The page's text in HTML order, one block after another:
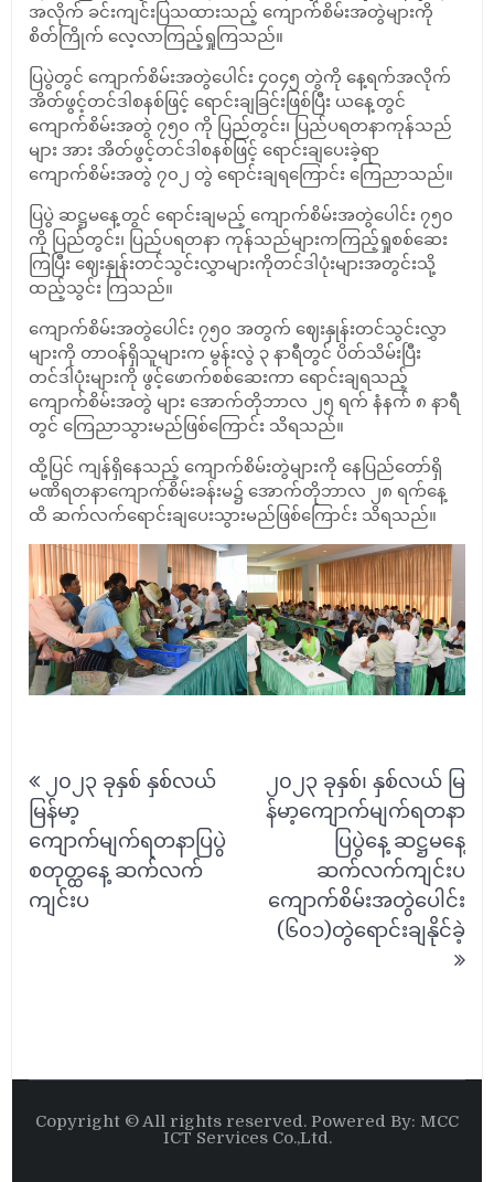
အလိုက် ခင်းကျင်းပြသထားသည့် ကျောက်စိမ်းအတွဲများကို
စိတ်ကြိုက် လေ့လာကြည့်ရှုကြသည်။
ပြပွဲတွင် ကျောက်စိမ်းအတွဲပေါင်း ၄၀၄၅ တွဲကို နေ့ရက်အလိုက်
အိတ်ဖွင့်တင်ဒါစနစ်ဖြင့် ရောင်းချခြင်းဖြစ်ပြီး ယနေ့တွင်
ကျောက်စိမ်းအတွဲ ၇၅၀ ကို ပြည်တွင်း၊ ပြည်ပရတနာကုန်သည်
များ အား အိတ်ဖွင့်တင်ဒါစနစ်ဖြင့် ရောင်းချပေးခဲ့ရာ
ကျောက်စိမ်းအတွဲ ၇၀၂ တွဲ ရောင်းချရကြောင်း ကြေညာသည်။
ပြပွဲ ဆဋ္ဌမနေ့တွင် ရောင်းချမည့် ကျောက်စိမ်းအတွဲပေါင်း ၇၅၀
ကို ပြည်တွင်း၊ ပြည်ပရတနာ ကုန်သည်များကကြည့်ရှုစစ်ဆေး
ကြပြီး ဈေးနှုန်းတင်သွင်းလွှာများကိုတင်ဒါပုံးများအတွင်းသို့
ထည့်သွင်း ကြသည်။
ကျောက်စိမ်းအတွဲပေါင်း ၇၅၀ အတွက် ဈေးနှုန်းတင်သွင်းလွှာ
များကို တာဝန်ရှိသူများက မွန်းလွဲ ၃ နာရီတွင် ပိတ်သိမ်းပြီး
တင်ဒါပုံးများကို ဖွင့်ဖောက်စစ်ဆေးကာ ရောင်းချရသည့်
ကျောက်စိမ်းအတွဲ များ အောက်တိုဘာလ ၂၅ ရက် နံနက် ၈ နာရီ
တွင် ကြေညာသွားမည်ဖြစ်ကြောင်း သိရသည်။
ထို့ပြင် ကျန်ရှိနေသည့် ကျောက်စိမ်းတွဲများကို နေပြည်တော်ရှိ
မဏိရတနာကျောက်စိမ်းခန်းမ၌ အောက်တိုဘာလ ၂၈ ရက်နေ့
ထိ ဆက်လက်ရောင်းချပေးသွားမည်ဖြစ်ကြောင်း သိရသည်။
navigation
၂၀၂၃ ခုနှစ် နှစ်လယ်
မြန်မာ့
ကျောက်မျက်ရတနာပြပွဲ
စတုတ္ထနေ့ ဆက်လက်
ကျင်းပ
၂၀၂၃ ခုနှစ်၊ နှစ်လယ် မြ
န်မာ့ကျောက်မျက်ရတနာ
ပြပွဲနေ့ ဆဋ္ဌမနေ့
ဆက်လက်ကျင်းပ
ကျောက်စိမ်းအတွဲပေါင်း
(၆၀၁)တွဲရောင်းချနိုင်ခဲ့
Copyright © All rights reserved. Powered By: MCC
ICT Services Co.,Ltd.